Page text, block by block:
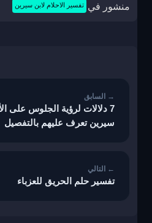
منشور في تفسير الاحلام لابن سيرين
7 دلالات لرؤية الجلوس على
سيرين تعرف عليهم بالتفصيل
تفسير حلم الحريق للعزباء